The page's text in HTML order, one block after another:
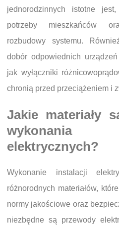
jednorodzinnych istotne
potrzeby mieszkańców
rozbudowy systemu.
dobór odpowiednich
jak wyłączniki
chronią przed przeciążeniem i
Jakie materiały
elektrycznych?
Wykonanie instalacji
różnorodnych materiałów,
normy jakościowe oraz
niezbędne są przewody